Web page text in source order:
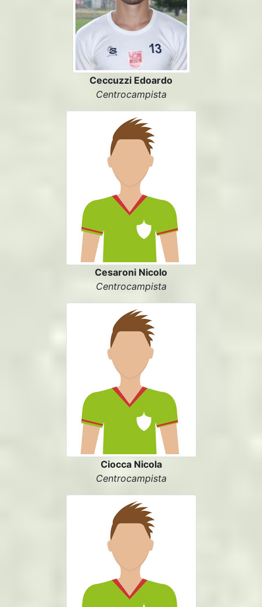
Ceccuzzi Edoardo
Centrocampista
Cesaroni Nicolo
Centrocampista
Ciocca Nicola
Centrocampista